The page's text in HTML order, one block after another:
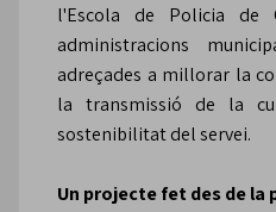
l'Escola de Policia de
administracions
adreçades a millorar la
la transmissió de la
sostenibilitat del servei.
Un projecte fet des de